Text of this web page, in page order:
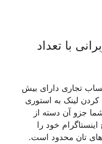
با تعداد
تجاری دارای بیش
کردن لینک به استوری
جزو آن دسته از
اینستاگرام خود را
های تان محدود است.